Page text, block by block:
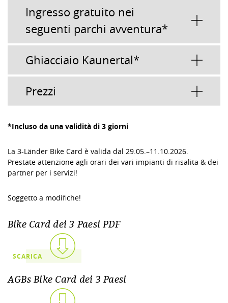
Ingresso gratuito nei
seguenti parchi avventura*
Ghiacciaio Kaunertal*
Prezzi
*Incluso da una validità di 3 giorni
La 3-Länder Bike Card è valida dal 29.05.–11.10.2026.
Prestate attenzione agli orari dei vari impianti di risalita & dei
partner per i servizi!
Soggetto a modifiche!
Bike Card dei 3 Paesi PDF
SCARICA
AGBs Bike Card dei 3 Paesi